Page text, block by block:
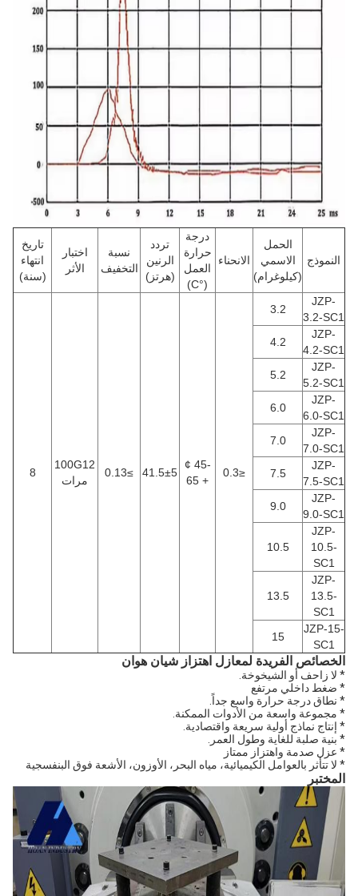
النموذج
الحمل
الاسمي
(كيلوغرام)
الانحناء
درجة
حرارة
العمل
(°C)
تردد
الرنين
(هرتز)
نسبة
التخفيف
اختبار
الأثر
تاريخ
انتهاء
(سنة)
JZP-
3.2-SC1
3.2
≤0.3
-45 ¢
+ 65
41.5±5
≥0.13
100G12
مرات
8
JZP-
4.2-SC1
4.2
JZP-
5.2-SC1
5.2
JZP-
6.0-SC1
6.0
JZP-
7.0-SC1
7.0
JZP-
7.5-SC1
7.5
JZP-
9.0-SC1
9.0
JZP-
10.5-
SC1
10.5
JZP-
13.5-
SC1
13.5
JZP-15-
SC1
15
الخصائص الفريدة لمعازل اهتزاز شيان هوان
* لا زاحف أو الشيخوخة.
* ضغط داخلي مرتفع
* نطاق درجة حرارة واسع جداً.
* مجموعة واسعة من الأدوات الممكنة.
* إنتاج نماذج أولية سريعة واقتصادية.
* بنية صلبة للغاية وطول العمر.
* عزل صدمة واهتزاز ممتاز
* لا تتأثر بالعوامل الكيميائية، مياه البحر، الأوزون، الأشعة فوق البنفسجية
المختبر